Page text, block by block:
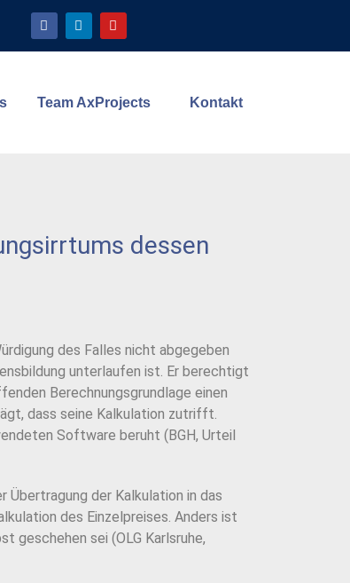
Team AxProjects Kontakt
dessen
des Falles nicht abgegeben
unterlaufen ist. Er berechtigt
Berechnungsgrundlage einen
dass seine Kalkulation zutrifft.
Software beruht (BGH, Urteil
der Kalkulation in das
des Einzelpreises. Anders ist
geschehen sei (OLG Karlsruhe,